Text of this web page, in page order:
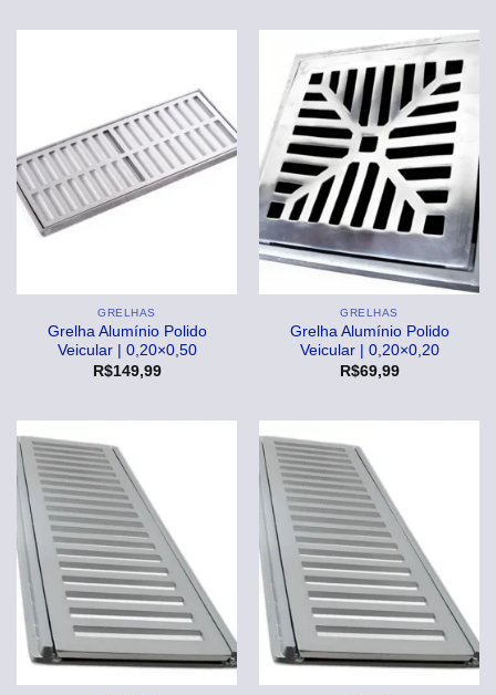
GRELHAS
Grelha Alumínio Polido
Veicular | 0,20×0,50
R$149,99
GRELHAS
Grelha Alumínio Polido
Veicular | 0,20×0,20
R$69,99